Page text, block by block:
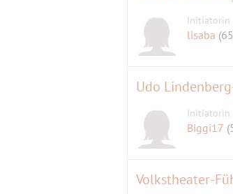
Initiatorin
lisaba
Udo
Initiatorin
Biggi17
Volkstheater-